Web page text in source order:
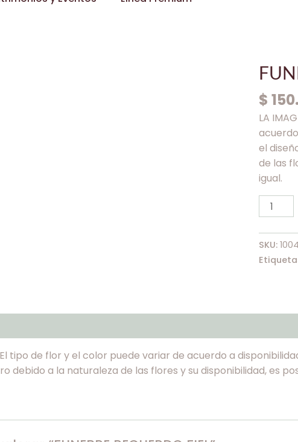
$
LA
el
de las
igual.
FIEL
SKU:
El tipo de flor y el color puede variar de acuerdo a
debido a la naturaleza de las flores y su disponibilidad, es